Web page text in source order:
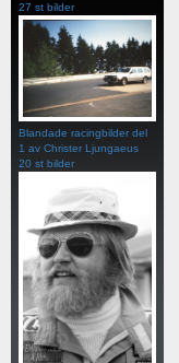
27 st bilder
Blandade racingbilder del
1 av Christer Ljungaeus
20 st bilder